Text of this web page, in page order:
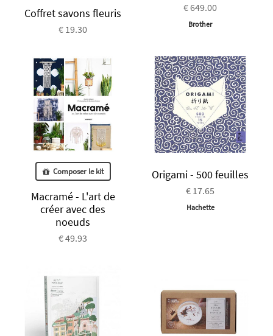
Coffret savons fleuris
€ 19.30
€ 649.00
Brother
Composer le kit
Macramé - L'art de
créer avec des
noeuds
€ 49.93
Origami - 500 feuilles
€ 17.65
Hachette